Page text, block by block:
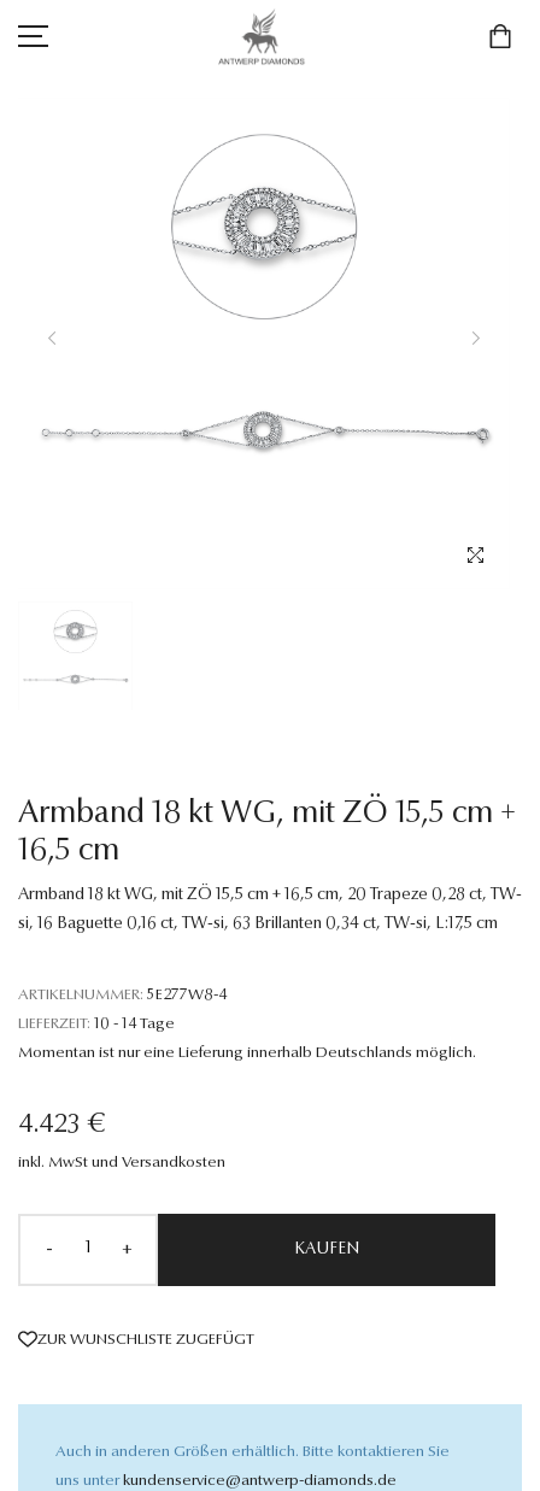
LIEBE & VERLOBUNG
ANTWERP DIAMONDS LUXURY COLLECTION
3D TRAURINGKONFIGURATION
Armband 18 kt WG, mit ZÖ 15,5 cm +
16,5 cm
Armband 18 kt WG, mit ZÖ 15,5 cm + 16,5 cm, 20 Trapeze 0,28 ct, TW-
si, 16 Baguette 0,16 ct, TW-si, 63 Brillanten 0,34 ct, TW-si, L:17,5 cm
ARTIKELNUMMER: 5E277W8-4
LIEFERZEIT: 10 - 14 Tage
Momentan ist nur eine Lieferung innerhalb Deutschlands möglich.
4.423 €
inkl. MwSt und Versandkosten
- + KAUFEN
ZUR WUNSCHLISTE ZUGEFÜGT
Auch in anderen Größen erhältlich. Bitte kontaktieren Sie
uns unter kundenservice@antwerp-diamonds.de